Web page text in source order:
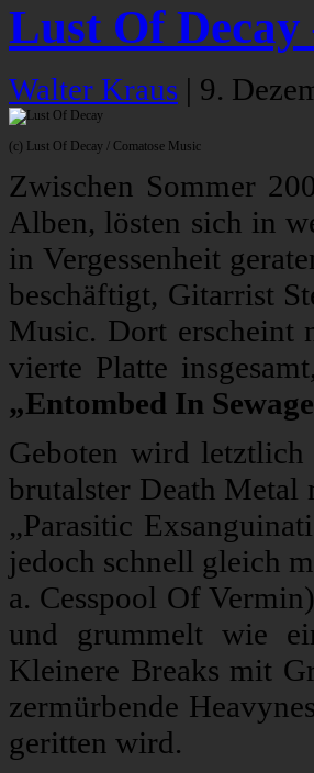
Lust Of Decay
Walter Kraus | 9.
(c) Lust Of Decay / Comatose Music
Zwischen Sommer
Alben, lösten sich in
in Vergessenheit
beschäftigt, Gitarrist
Music. Dort erscheint
vierte Platte
„Entombed In
Geboten wird
brutalster Death
„Parasitic
jedoch schnell gleich
a. Cesspool Of
und grummelt wie
Kleinere Breaks mit
zermürbende
geritten wird.